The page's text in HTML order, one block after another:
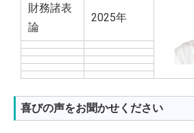
財務諸表
論
2025年
喜びの声をお聞かせください